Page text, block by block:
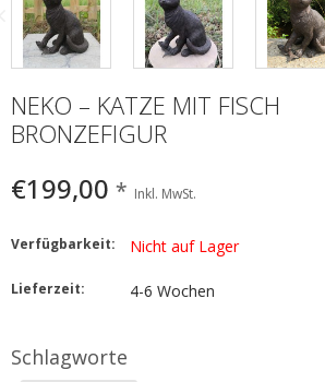
NEKO – KATZE MIT FISCH
BRONZEFIGUR
€199,00 * Inkl. MwSt.
Verfügbarkeit: Nicht auf Lager
Lieferzeit: 4-6 Wochen
Schlagworte